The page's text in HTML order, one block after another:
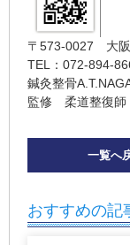
〒573-0027 大阪
TEL：072-894-
鍼灸整骨
監修 柔道整復師
一覧へ
おすすめの記